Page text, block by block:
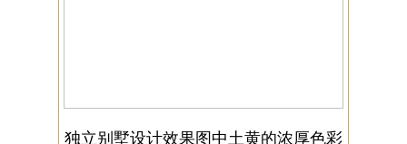
独立别墅设计效果图中土黄的浓厚色彩